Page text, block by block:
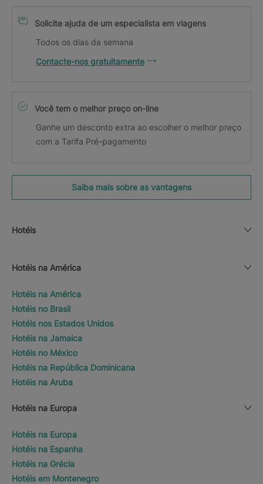
Solicite ajuda de um especialista em viagens
Todos os dias da semana
Contacte-nos gratuitamente
Você tem o melhor preço on-line
Ganhe um desconto extra ao escolher o melhor preço
com a Tarifa Pré-pagamento
Saiba mais sobre as vantagens
Hotéis
Hotéis na América
Hotéis na América
Hotéis no Brasil
Hotéis nos Estados Unidos
Hotéis na Jamaica
Hotéis no México
Hotéis na República Dominicana
Hotéis na Aruba
Hotéis na Europa
Hotéis na Europa
Hotéis na Espanha
Hotéis na Grécia
Hotéis em Montenegro